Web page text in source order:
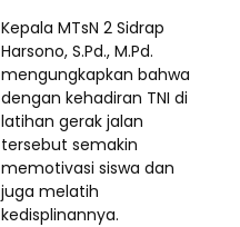
Kepala MTsN 2 Sidrap
Harsono, S.Pd., M.Pd.
mengungkapkan bahwa
dengan kehadiran TNI di
latihan gerak jalan
tersebut semakin
memotivasi siswa dan
juga melatih
kedisplinannya.